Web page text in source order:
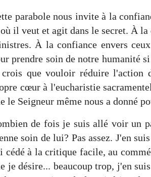
parabole nous invite à la
il veut et agit dans le secret. À
À la confiance envers
prendre soin de notre humanité
que vouloir réduire l'action
cœur à l'eucharistie
le Seigneur même nous a donné
de fois je suis allé voir un
soin de lui? Pas assez. J'en
cédé à la critique facile, au
je désire... beaucoup trop, j'en